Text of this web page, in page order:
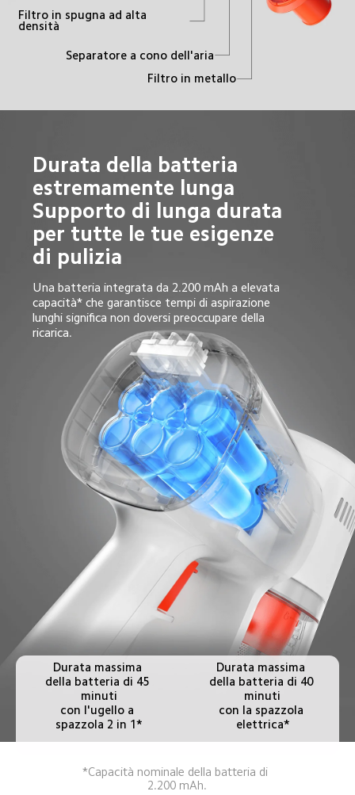
Filtro in spugna ad alta
densità
Separatore a cono dell'aria
Filtro in metallo
Durata della batteria
estremamente lunga
Supporto di lunga durata
per tutte le tue esigenze
di pulizia
Una batteria integrata da 2.200 mAh a elevata
capacità* che garantisce tempi di aspirazione
lunghi significa non doversi preoccupare della
ricarica.
Durata massima
della batteria di 45
minuti
con l'ugello a
spazzola 2 in 1*
Durata massima
della batteria di 40
minuti
con la spazzola
elettrica*
*Capacità nominale della batteria di
2.200 mAh.